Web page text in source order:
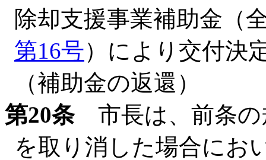
除却支援事業補助金（
第16号）により交付決
（補助金の返還）
第20条市長は、前条の
を取り消した場合にお